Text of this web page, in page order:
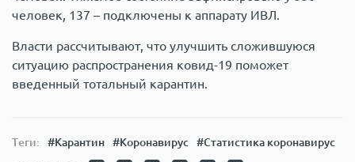
человек, 137 – подключены к аппарату ИВЛ.
Власти рассчитывают, что улучшить сложившуюся
ситуацию распространения ковид-19 поможет
введенный тотальный карантин.
Теги: #Карантин #Коронавирус
#Статистика коронавирус